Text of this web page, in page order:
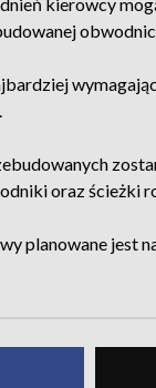
oraz ścieżki
planowane jest